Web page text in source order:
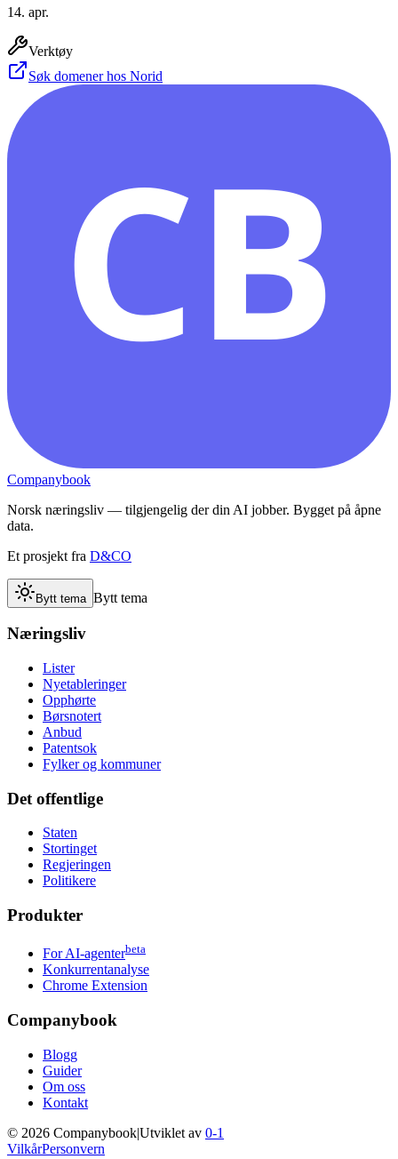
14. apr.
Verktøy
Søk domener hos Norid
CB
Companybook
Norsk næringsliv — tilgjengelig der din AI jobber. Bygget på åpne
data.
Et prosjekt fra D&CO
Bytt tema Bytt tema
Næringsliv
Lister
Nyetableringer
Opphørte
Børsnotert
Anbud
Patentsok
Fylker og kommuner
Det offentlige
Staten
Stortinget
Regjeringen
Politikere
Produkter
For AI-agenterbeta
Konkurrentanalyse
Chrome Extension
Companybook
Blogg
Guider
Om oss
Kontakt
© 2026 Companybook|Utviklet av 0-1
VilkårPersonvern